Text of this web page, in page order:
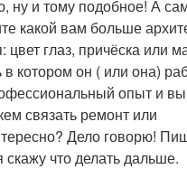
ну и тому подобное! А
какой вам больше
цвет глаз, причёска или
в котором он ( или она)
опыт и
связать ремонт или
Дело говорю!
скажу что делать дальше.